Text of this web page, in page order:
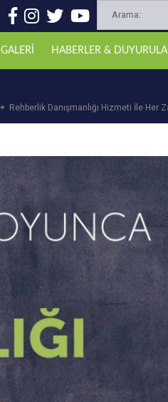
GALERİ HABERLER &
Rehberlik Danışmanlığı Hizmeti İle Her